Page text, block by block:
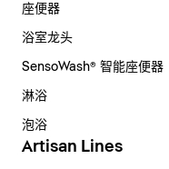
座便器
浴室龙头
SensoWash® 智能座便器
淋浴
泡浴
Artisan Lines